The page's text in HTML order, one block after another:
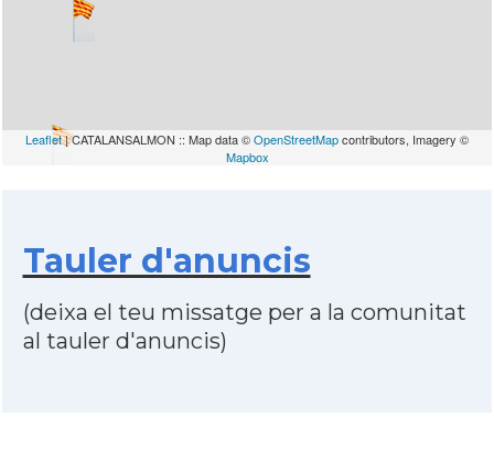
Leaflet| CATALANSALMON :: Map data ©OpenStreetMapcontributors, Imagery ©
Mapbox
Tauler d'anuncis
(deixa el teu missatge per a la comunitat
al tauler d'anuncis)